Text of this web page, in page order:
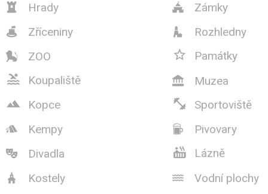
 Hrady  Zámky
 Zříceniny  Rozhledny
 ZOO  Památky
 Koupaliště  Muzea
 Kopce  Sportoviště
 Kempy  Pivovary
 Divadla  Lázně
 Kostely  Vodní plochy